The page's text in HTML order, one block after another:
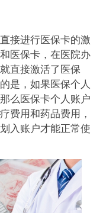
接进行医保卡的激
医保卡，在医院办
直接激活了医保
是，如果医保个人
么医保卡个人账户
费用和药品费用，
入账户才能正常使